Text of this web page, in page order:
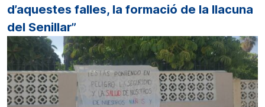
d’aquestes falles, la formació de la llacuna
del Senillar”